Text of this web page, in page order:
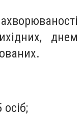
днем